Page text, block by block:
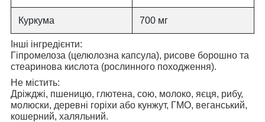
Куркума 700 мг
Інші інгредієнти:
Гіпромелоза (целюлозна капсула), рисове борошно та
стеаринова кислота (рослинного походження).
Не містить:
Дріжджі, пшеницю, глютена, сою, молоко, яєця, рибу,
молюски, деревні горіхи або кунжут, ГМО, веганський,
кошерний, халяльний.